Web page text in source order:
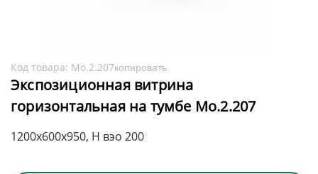
Код товара: Мо.2.207копировать
Экспозиционная витрина
горизонтальная на тумбе Мо.2.207
1200x600x950, H вэо 200